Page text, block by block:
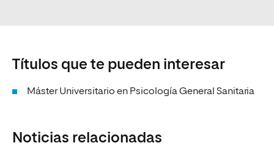
Títulos que te pueden interesar
Máster Universitario en Psicología General Sanitaria
Noticias relacionadas